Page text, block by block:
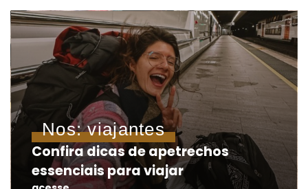
Nos: viajantes
Confira dicas de apetrechos
essenciais para viajar